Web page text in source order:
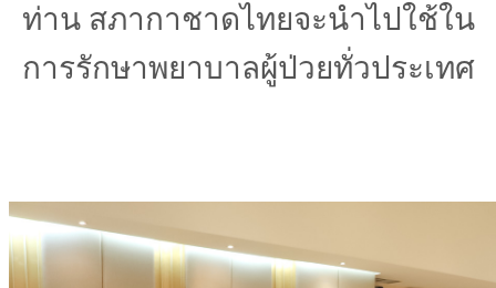
ท่าน สภากาชาดไทยจะนำไปใช้ใน
การรักษาพยาบาลผู้ป่วยทั่วประเทศ